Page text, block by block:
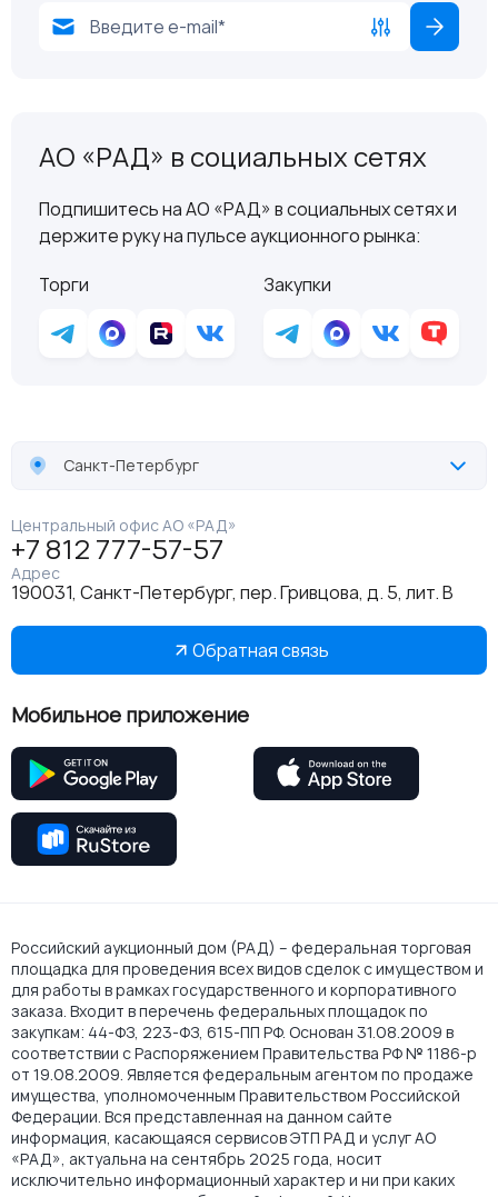
АО «РАД» в социальных сетях
Подпишитесь на АО «РАД» в социальных сетях и
держите руку на пульсе аукционного рынка:
Торги
Закупки
Санкт-Петербург
Центральный офис АО «РАД»
+7 812 777-57-57
Адрес
190031, Санкт-Петербург, пер. Гривцова, д. 5, лит. В
Обратная связь
Мобильное приложение
Российский аукционный дом (РАД) – федеральная торговая
площадка для проведения всех видов сделок с имуществом и
для работы в рамках государственного и корпоративного
заказа. Входит в перечень федеральных площадок по
закупкам: 44-ФЗ, 223-ФЗ, 615-ПП РФ. Основан 31.08.2009 в
соответствии с Распоряжением Правительства РФ № 1186-р
от 19.08.2009. Является федеральным агентом по продаже
имущества, уполномоченным Правительством Российской
Федерации. Вся представленная на данном сайте
информация, касающаяся сервисов ЭТП РАД и услуг АО
«РАД», актуальна на сентябрь 2025 года, носит
исключительно информационный характер и ни при каких